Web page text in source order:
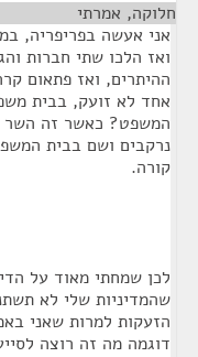
חלוקה, אמרתי
אני אעשה בפריפריה,
ההיתרים, ואז פתאום
אחד לא זועק, בבית
המשפט? כאשר זה השר
נרקבים ושם בבית
קורה.
לכן שמחתי מאוד על
שהמדיניות שלי לא
הזעקות למרות שאני
דוגמה מה זה רוצה